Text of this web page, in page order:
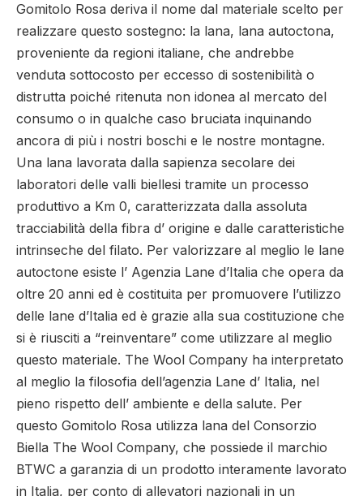
Gomitolo Rosa deriva il nome dal materiale scelto per
realizzare questo sostegno: la lana, lana autoctona,
proveniente da regioni italiane, che andrebbe
venduta sottocosto per eccesso di sostenibilità o
distrutta poiché ritenuta non idonea al mercato del
consumo o in qualche caso bruciata inquinando
ancora di più i nostri boschi e le nostre montagne.
Una lana lavorata dalla sapienza secolare dei
laboratori delle valli biellesi tramite un processo
produttivo a Km 0, caratterizzata dalla assoluta
tracciabilità della fibra d’ origine e dalle caratteristiche
intrinseche del filato. Per valorizzare al meglio le lane
autoctone esiste l’ Agenzia Lane d’Italia che opera da
oltre 20 anni ed è costituita per promuovere l’utilizzo
delle lane d’Italia ed è grazie alla sua costituzione che
si è riusciti a “reinventare” come utilizzare al meglio
questo materiale. The Wool Company ha interpretato
al meglio la filosofia dell’agenzia Lane d’ Italia, nel
pieno rispetto dell’ ambiente e della salute. Per
questo Gomitolo Rosa utilizza lana del Consorzio
Biella The Wool Company, che possiede il marchio
BTWC a garanzia di un prodotto interamente lavorato
in Italia, per conto di allevatori nazionali in un